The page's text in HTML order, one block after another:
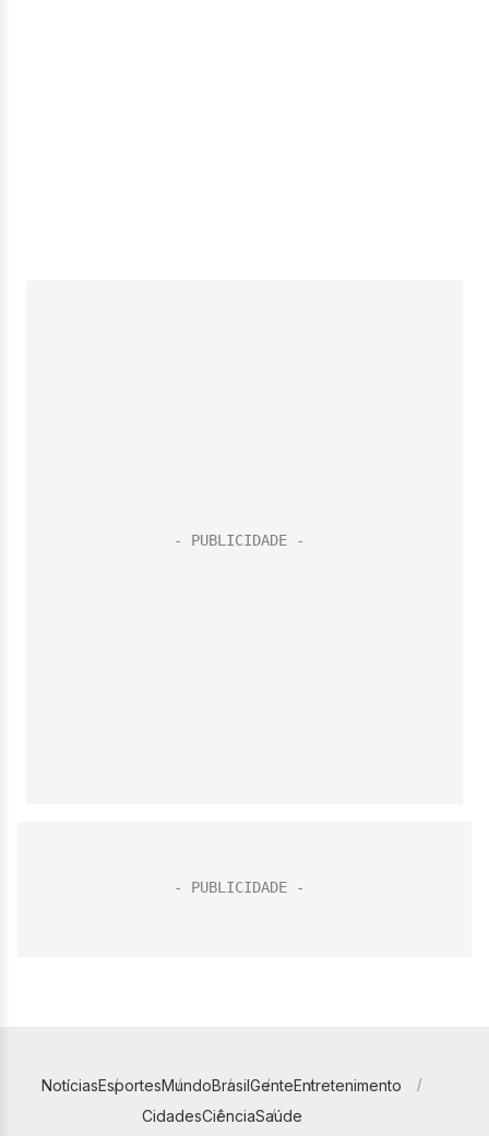
NotíciasEsportesMundoBrasilGenteEntretenimento
CidadesCiênciaSaúde